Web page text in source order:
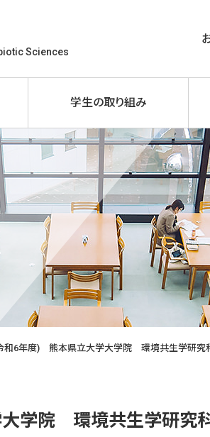
Sciences
学生の取り組み
和6年度) 熊本県立大学大学院 環境共生学研
学院 環境共生学研